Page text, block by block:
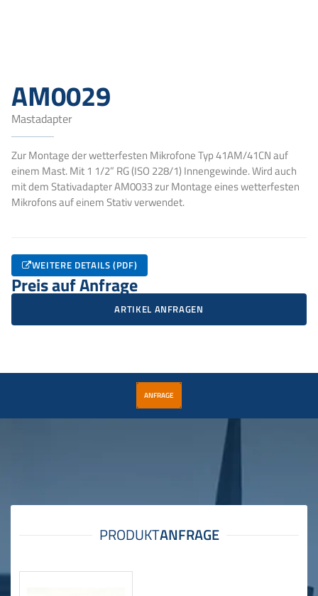
AM0029
Mastadapter
Zur Montage der wetterfesten Mikrofone Typ 41AM/41CN auf
einem Mast. Mit 1 1/2” RG (ISO 228/1) Innengewinde. Wird auch
mit dem Stativadapter AM0033 zur Montage eines wetterfesten
Mikrofons auf einem Stativ verwendet.
WEITERE DETAILS (PDF)
Preis auf Anfrage
ARTIKEL ANFRAGEN
ANFRAGE